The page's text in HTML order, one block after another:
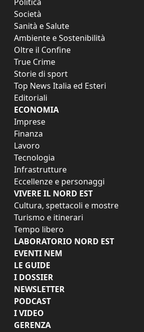
Società
Sanità e Salute
Ambiente e Sostenibilità
Oltre il Confine
True Crime
Storie di sport
Top News Italia ed Esteri
Editoriali
ECONOMIA
Imprese
Finanza
Lavoro
Tecnologia
Infrastrutture
Eccellenze e personaggi
VIVERE IL NORD EST
Cultura, spettacoli e mostre
Turismo e itinerari
Tempo libero
LABORATORIO NORD EST
EVENTI NEM
LE GUIDE
I DOSSIER
NEWSLETTER
PODCAST
I VIDEO
GERENZA